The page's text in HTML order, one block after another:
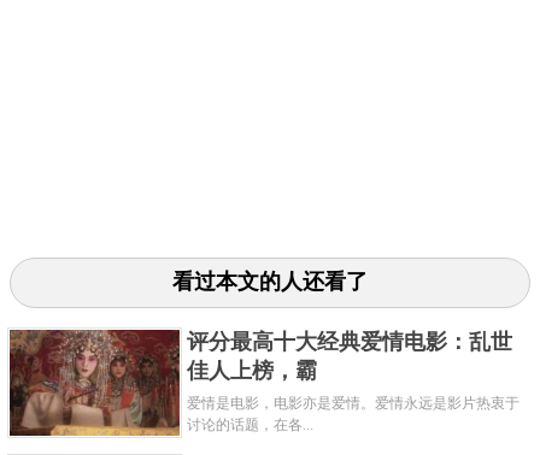
这部电影讲述了一个落魄的门将王多鱼，在被球队开
除后意外继承了高达300亿元的遗产，前提是他通过了
重重考验：他在一个月内花掉了10亿元，围绕这笔巨
款卷入了梦想和爱情，最终获得了财富，赢得了美人
看过本文的人还看了
评分最高十大经典爱情电影：乱世
佳人上榜，霸
爱情是电影，电影亦是爱情。爱情永远是影片热衷于
讨论的话题，在各...